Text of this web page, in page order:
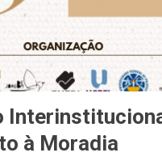
à Moradia